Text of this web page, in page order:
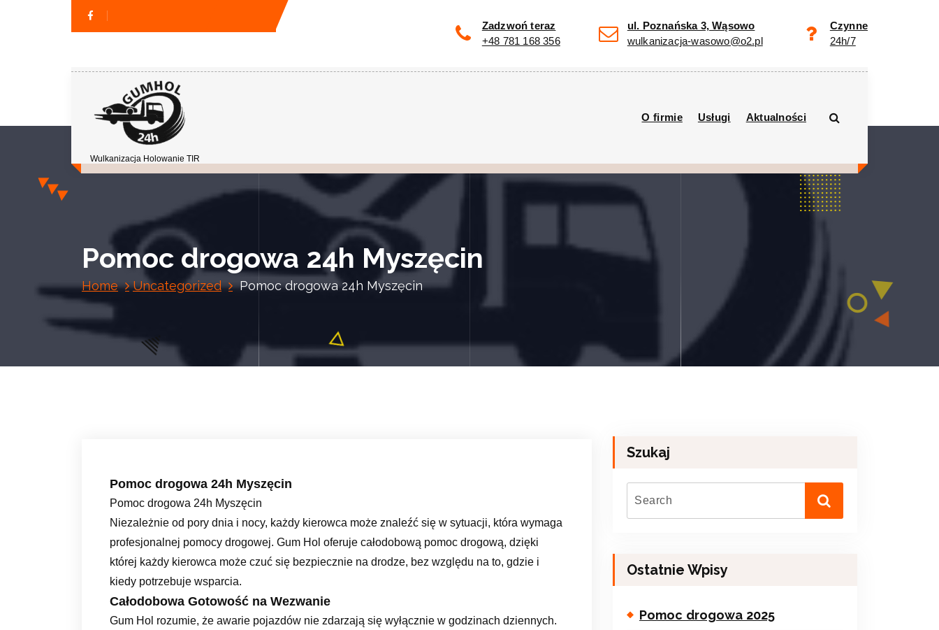
Zadzwoń teraz
+48 781 168 356
ul. Poznańska 3, Wąsowo
wulkanizacja-wasowo@o2.pl
Czynne
24h/7
Wulkanizacja Holowanie TIR
O firmie Usługi Aktualności
Pomoc drogowa 24h Myszęcin
Home Uncategorized Pomoc drogowa 24h Myszęcin
Pomoc drogowa 24h Myszęcin
Pomoc drogowa 24h Myszęcin
Niezależnie od pory dnia i nocy, każdy kierowca może znaleźć się w sytuacji, która wymaga
profesjonalnej pomocy drogowej. Gum Hol oferuje całodobową pomoc drogową, dzięki
której każdy kierowca może czuć się bezpiecznie na drodze, bez względu na to, gdzie i
kiedy potrzebuje wsparcia.
Całodobowa Gotowość na Wezwanie
Gum Hol rozumie, że awarie pojazdów nie zdarzają się wyłącznie w godzinach dziennych.
Szukaj
Ostatnie Wpisy
Pomoc drogowa 2025